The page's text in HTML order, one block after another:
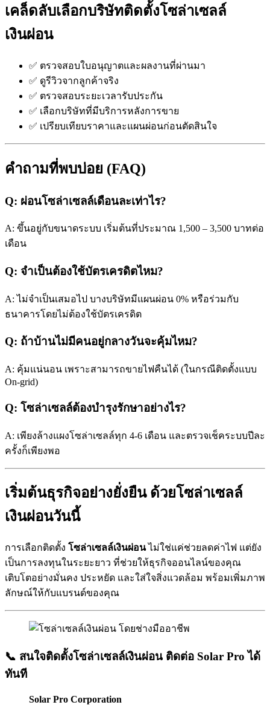
เคล็ดลับเลือกบริษัทติดตั้งโซล่าเซลล์
เงินผ่อน
✅ ตรวจสอบใบอนุญาตและผลงานที่ผ่านมา
✅ ดูรีวิวจากลูกค้าจริง
✅ ตรวจสอบระยะเวลารับประกัน
✅ เลือกบริษัทที่มีบริการหลังการขาย
✅ เปรียบเทียบราคาและแผนผ่อนก่อนตัดสินใจ
คำถามที่พบบ่อย (FAQ)
Q: ผ่อนโซล่าเซลล์เดือนละเท่าไร?
A: ขึ้นอยู่กับขนาดระบบ เริ่มต้นที่ประมาณ 1,500 – 3,500 บาทต่อ
เดือน
Q: จำเป็นต้องใช้บัตรเครดิตไหม?
A: ไม่จำเป็นเสมอไป บางบริษัทมีแผนผ่อน 0% หรือร่วมกับ
ธนาคารโดยไม่ต้องใช้บัตรเครดิต
Q: ถ้าบ้านไม่มีคนอยู่กลางวันจะคุ้มไหม?
A: คุ้มแน่นอน เพราะสามารถขายไฟคืนได้ (ในกรณีติดตั้งแบบ
On-grid)
Q: โซล่าเซลล์ต้องบำรุงรักษาอย่างไร?
A: เพียงล้างแผงโซล่าเซลล์ทุก 4-6 เดือน และตรวจเช็คระบบปีละ
ครั้งก็เพียงพอ
เริ่มต้นธุรกิจอย่างยั่งยืน ด้วยโซล่าเซลล์
เงินผ่อนวันนี้
การเลือกติดตั้ง โซล่าเซลล์เงินผ่อนไม่ใช่แค่ช่วยลดค่าไฟ แต่ยัง
เป็นการลงทุนในระยะยาว ที่ช่วยให้ธุรกิจออนไลน์ของคุณ
เติบโตอย่างมั่นคง ประหยัด และใส่ใจสิ่งแวดล้อม พร้อมเพิ่มภาพ
ลักษณ์ให้กับแบรนด์ของคุณ
📞 สนใจติดตั้งโซล่าเซลล์เงินผ่อน ติดต่อ Solar Pro ได้
ทันที
Solar Pro Corporation